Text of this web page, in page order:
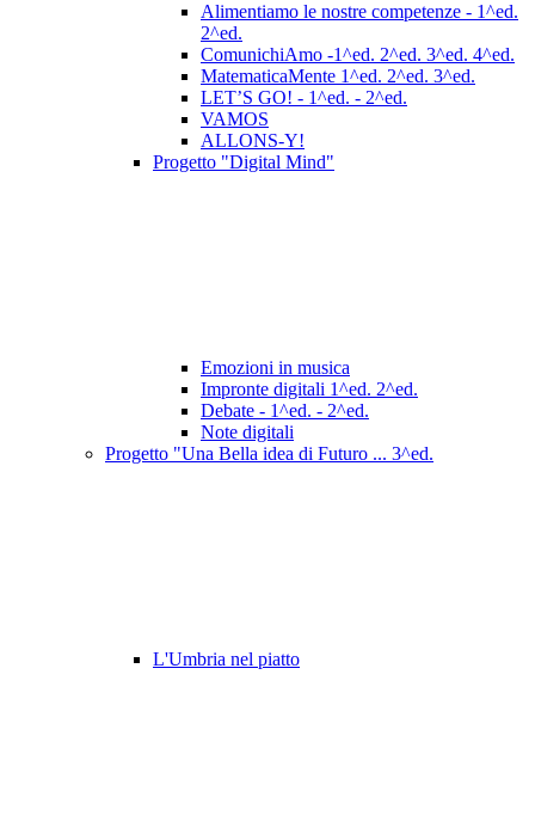
Alimentiamo le nostre competenze - 1^ed.
2^ed.
ComunichiAmo -1^ed. 2^ed. 3^ed. 4^ed.
MatematicaMente 1^ed. 2^ed. 3^ed.
LET’S GO! - 1^ed. - 2^ed.
VAMOS
ALLONS-Y!
Progetto "Digital Mind"
Emozioni in musica
Impronte digitali 1^ed. 2^ed.
Debate - 1^ed. - 2^ed.
Note digitali
Progetto "Una Bella idea di Futuro ... 3^ed.
L'Umbria nel piatto